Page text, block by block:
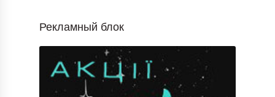
Рекламный блок